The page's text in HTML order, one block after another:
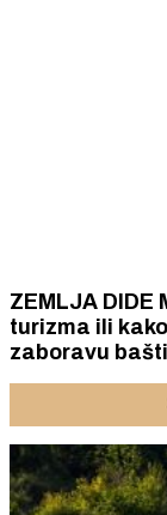
ZEMLJA DIDE
turizma ili kako je don Stipe
zaboravu